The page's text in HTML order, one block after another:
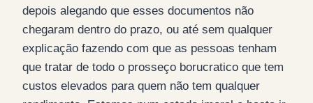
depois alegando que esses documentos não
chegaram dentro do prazo, ou até sem qualquer
explicação fazendo com que as pessoas tenham
que tratar de todo o prosseço borucratico que tem
custos elevados para quem não tem qualquer